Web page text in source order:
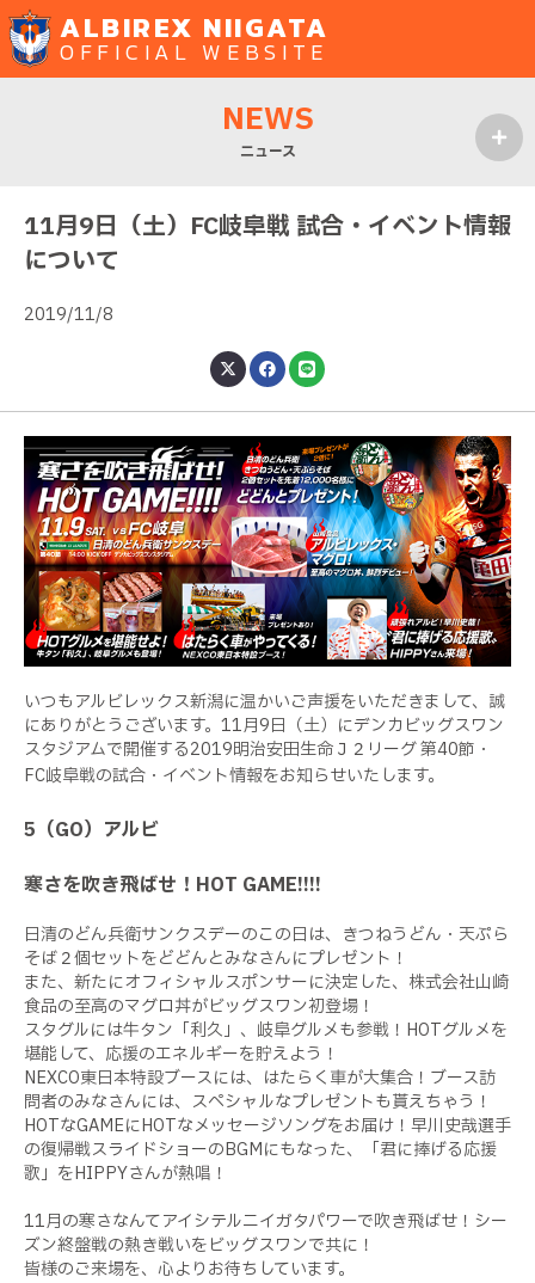
ALBIREX NIIGATA
OFFICIAL WEBSITE
NEWS
ニュース
11月9日（土）FC岐阜戦 試合・イベント情報
について
2019/11/8
いつもアルビレックス新潟に温かいご声援をいただきまして、誠
にありがとうございます。11月9日（土）にデンカビッグスワン
スタジアムで開催する2019明治安田生命Ｊ２リーグ 第40節・
FC岐阜戦の試合・イベント情報をお知らせいたします。
5（GO）アルビ
寒さを吹き飛ばせ！HOT GAME!!!!
日清のどん兵衛サンクスデーのこの日は、きつねうどん・天ぷら
そば２個セットをどどんとみなさんにプレゼント！
また、新たにオフィシャルスポンサーに決定した、株式会社山崎
食品の至高のマグロ丼がビッグスワン初登場！
スタグルには牛タン「利久」、岐阜グルメも参戦！HOTグルメを
堪能して、応援のエネルギーを貯えよう！
NEXCO東日本特設ブースには、はたらく車が大集合！ブース訪
問者のみなさんには、スペシャルなプレゼントも貰えちゃう！
HOTなGAMEにHOTなメッセージソングをお届け！早川史哉選手
の復帰戦スライドショーのBGMにもなった、「君に捧げる応援
歌」をHIPPYさんが熱唱！
11月の寒さなんてアイシテルニイガタパワーで吹き飛ばせ！シー
ズン終盤戦の熱き戦いをビッグスワンで共に！
皆様のご来場を、心よりお待ちしています。